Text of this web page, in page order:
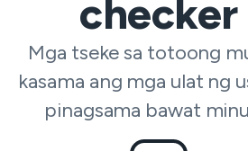
checker
Mga tseke sa totoong
kasama ang mga ulat ng
pinagsama bawat